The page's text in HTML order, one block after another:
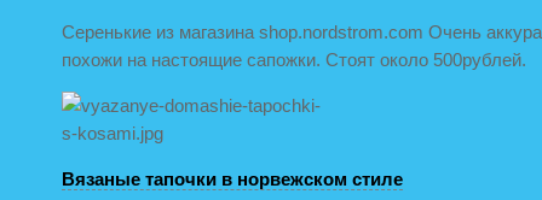
Серенькие из магазина shop.nordstrom.com Очень
похожи на настоящие сапожки. Стоят около 500рублей.
Вязаные тапочки в норвежском стиле